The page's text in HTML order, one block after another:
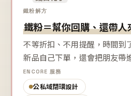
鐵粉解方
鐵粉＝幫你回購、還帶人
不等折扣、不用提醒，時間到
新品自己下單，還會把朋友帶
ENCORE 服務
公私域閉環設計